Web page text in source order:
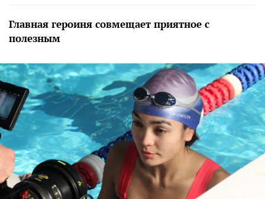
Главная героиня совмещает приятное с
полезным